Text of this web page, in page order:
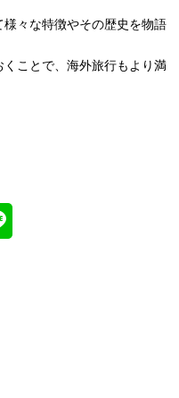
々な特徴やその歴史を物語
ことで、海外旅行もより満